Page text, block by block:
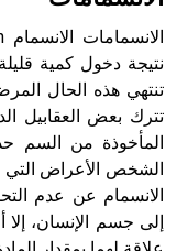
الملوك الذين
التاسع، وهم
نتيجة دخول كمية
تنتهي هذه الحال
تترك بعض العقابيل
المأخوذة من السم
الشخص الأعراض التي
الانسمام عن عدم
إلى جسم الإنسان،